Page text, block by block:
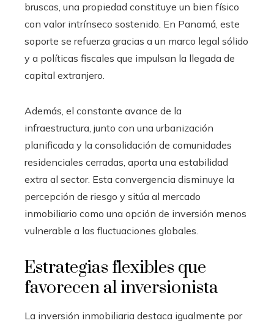
bruscas, una propiedad constituye un bien físico
con valor intrínseco sostenido. En Panamá, este
soporte se refuerza gracias a un marco legal sólido
y a políticas fiscales que impulsan la llegada de
capital extranjero.
Además, el constante avance de la
infraestructura, junto con una urbanización
planificada y la consolidación de comunidades
residenciales cerradas, aporta una estabilidad
extra al sector. Esta convergencia disminuye la
percepción de riesgo y sitúa al mercado
inmobiliario como una opción de inversión menos
vulnerable a las fluctuaciones globales.
Estrategias flexibles que
favorecen al inversionista
La inversión inmobiliaria destaca igualmente por